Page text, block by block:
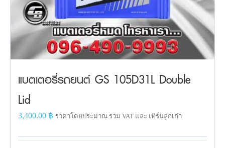
แบตเตอรี่รถยนต์ GS 105D31L Double
Lid
3,400.00 ฿ ราคาโดยประมาณ รวม VAT และ เทิร์นลูกเก่า